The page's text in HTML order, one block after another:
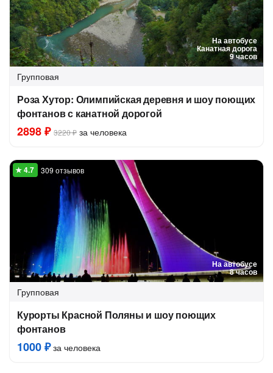
На автобусе
Канатная дорога
9 часов
Групповая
Роза Хутор: Олимпийская деревня и шоу поющих
фонтанов с канатной дорогой
2898 ₽ 3220 ₽ за человека
На автобусе
8 часов
309 отзывов
Групповая
Курорты Красной Поляны и шоу поющих
фонтанов
1000 ₽за человека